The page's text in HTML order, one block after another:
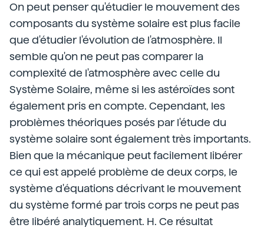
On peut penser qu'étudier le mouvement des
composants du système solaire est plus facile
que d'étudier l'évolution de l'atmosphère. Il
semble qu'on ne peut pas comparer la
complexité de l'atmosphère avec celle du
Système Solaire, même si les astéroïdes sont
également pris en compte. Cependant, les
problèmes théoriques posés par l'étude du
système solaire sont également très importants.
Bien que la mécanique peut facilement libérer
ce qui est appelé problème de deux corps, le
système d'équations décrivant le mouvement
du système formé par trois corps ne peut pas
être libéré analytiquement. H. Ce résultat